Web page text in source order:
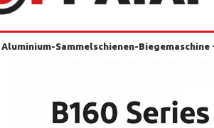
Aluminium-Sammelschienen-